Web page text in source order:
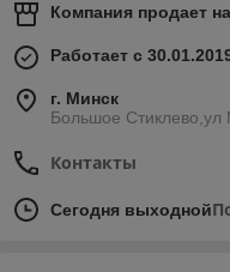
Компания продает на
Работает с
г. Минск
Большое
Контакты
Сегодня выходной